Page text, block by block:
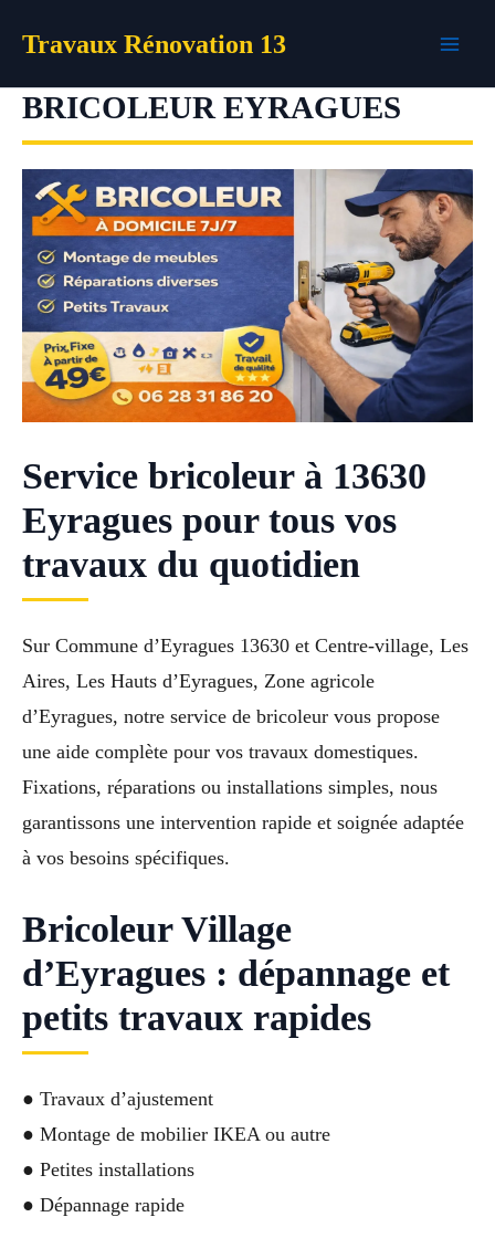
Travaux Rénovation 13
BRICOLEUR EYRAGUES
Service bricoleur à 13630
Eyragues pour tous vos
travaux du quotidien
Sur Commune d’Eyragues 13630 et Centre-village, Les
Aires, Les Hauts d’Eyragues, Zone agricole
d’Eyragues, notre service de bricoleur vous propose
une aide complète pour vos travaux domestiques.
Fixations, réparations ou installations simples, nous
garantissons une intervention rapide et soignée adaptée
à vos besoins spécifiques.
Bricoleur Village
d’Eyragues : dépannage et
petits travaux rapides
● Travaux d’ajustement
● Montage de mobilier IKEA ou autre
● Petites installations
● Dépannage rapide